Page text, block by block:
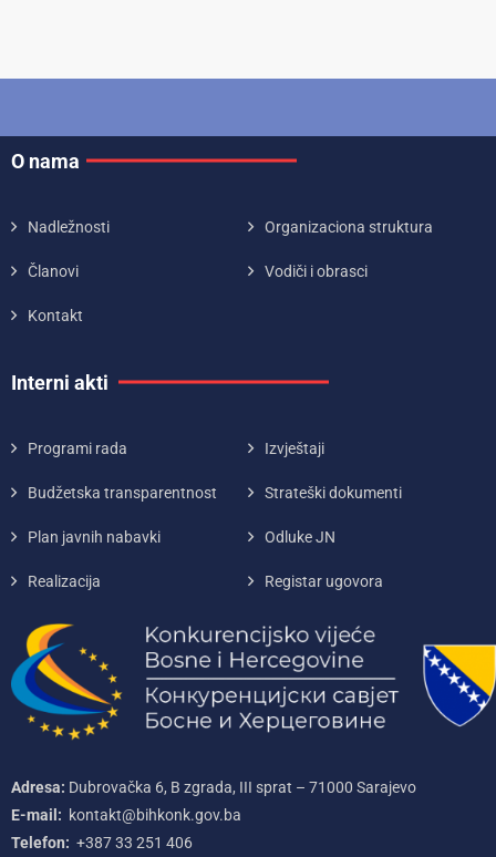
O nama
Nadležnosti Organizaciona struktura
Članovi Vodiči i obrasci
Kontakt
Interni akti
Programi rada Izvještaji
Budžetska transparentnost Strateški dokumenti
Plan javnih nabavki Odluke JN
Realizacija Registar ugovora
Adresa: Dubrovačka 6, B zgrada, III sprat – 71000‌ Sarajevo
E-mail: kontakt@bihkonk.gov.ba
Telefon: +387‌ 33‌ 251‌ 406